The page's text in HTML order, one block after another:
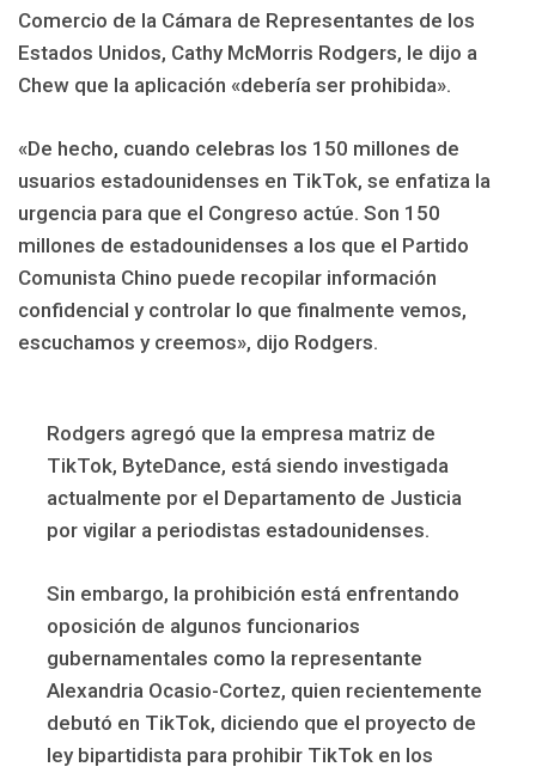
Comercio de la Cámara de Representantes de los
Estados Unidos, Cathy McMorris Rodgers, le dijo a
Chew que la aplicación «debería ser prohibida».
«De hecho, cuando celebras los 150 millones de
usuarios estadounidenses en TikTok, se enfatiza la
urgencia para que el Congreso actúe. Son 150
millones de estadounidenses a los que el Partido
Comunista Chino puede recopilar información
confidencial y controlar lo que finalmente vemos,
escuchamos y creemos», dijo Rodgers.
Rodgers agregó que la empresa matriz de
TikTok, ByteDance, está siendo investigada
actualmente por el Departamento de Justicia
por vigilar a periodistas estadounidenses.
Sin embargo, la prohibición está enfrentando
oposición de algunos funcionarios
gubernamentales como la representante
Alexandria Ocasio-Cortez, quien recientemente
debutó en TikTok, diciendo que el proyecto de
ley bipartidista para prohibir TikTok en los